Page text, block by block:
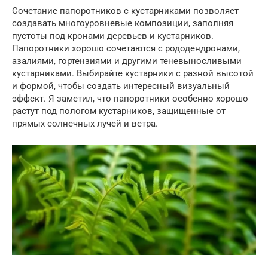
Сочетание папоротников с кустарниками позволяет
создавать многоуровневые композиции, заполняя
пустоты под кронами деревьев и кустарников.
Папоротники хорошо сочетаются с рододендронами,
азалиями, гортензиями и другими теневыносливыми
кустарниками. Выбирайте кустарники с разной высотой
и формой, чтобы создать интересный визуальный
эффект. Я заметил, что папоротники особенно хорошо
растут под пологом кустарников, защищенные от
прямых солнечных лучей и ветра.